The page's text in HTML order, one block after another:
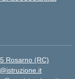
Rosarno (RC)